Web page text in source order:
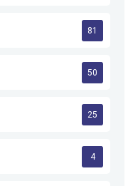
81
50
25
4